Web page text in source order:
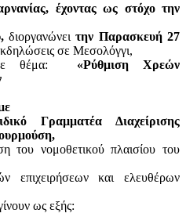
έχοντας ως στόχο την
διοργανώνειτην Παρασκευή 27
σε Μεσολόγγι,
θέμα:
«Ρύθμιση Χρεών
Γραμματέα Διαχείρισης
του νομοθετικού πλαισίου του
επιχειρήσεων και ελευθέρων
ως εξής: